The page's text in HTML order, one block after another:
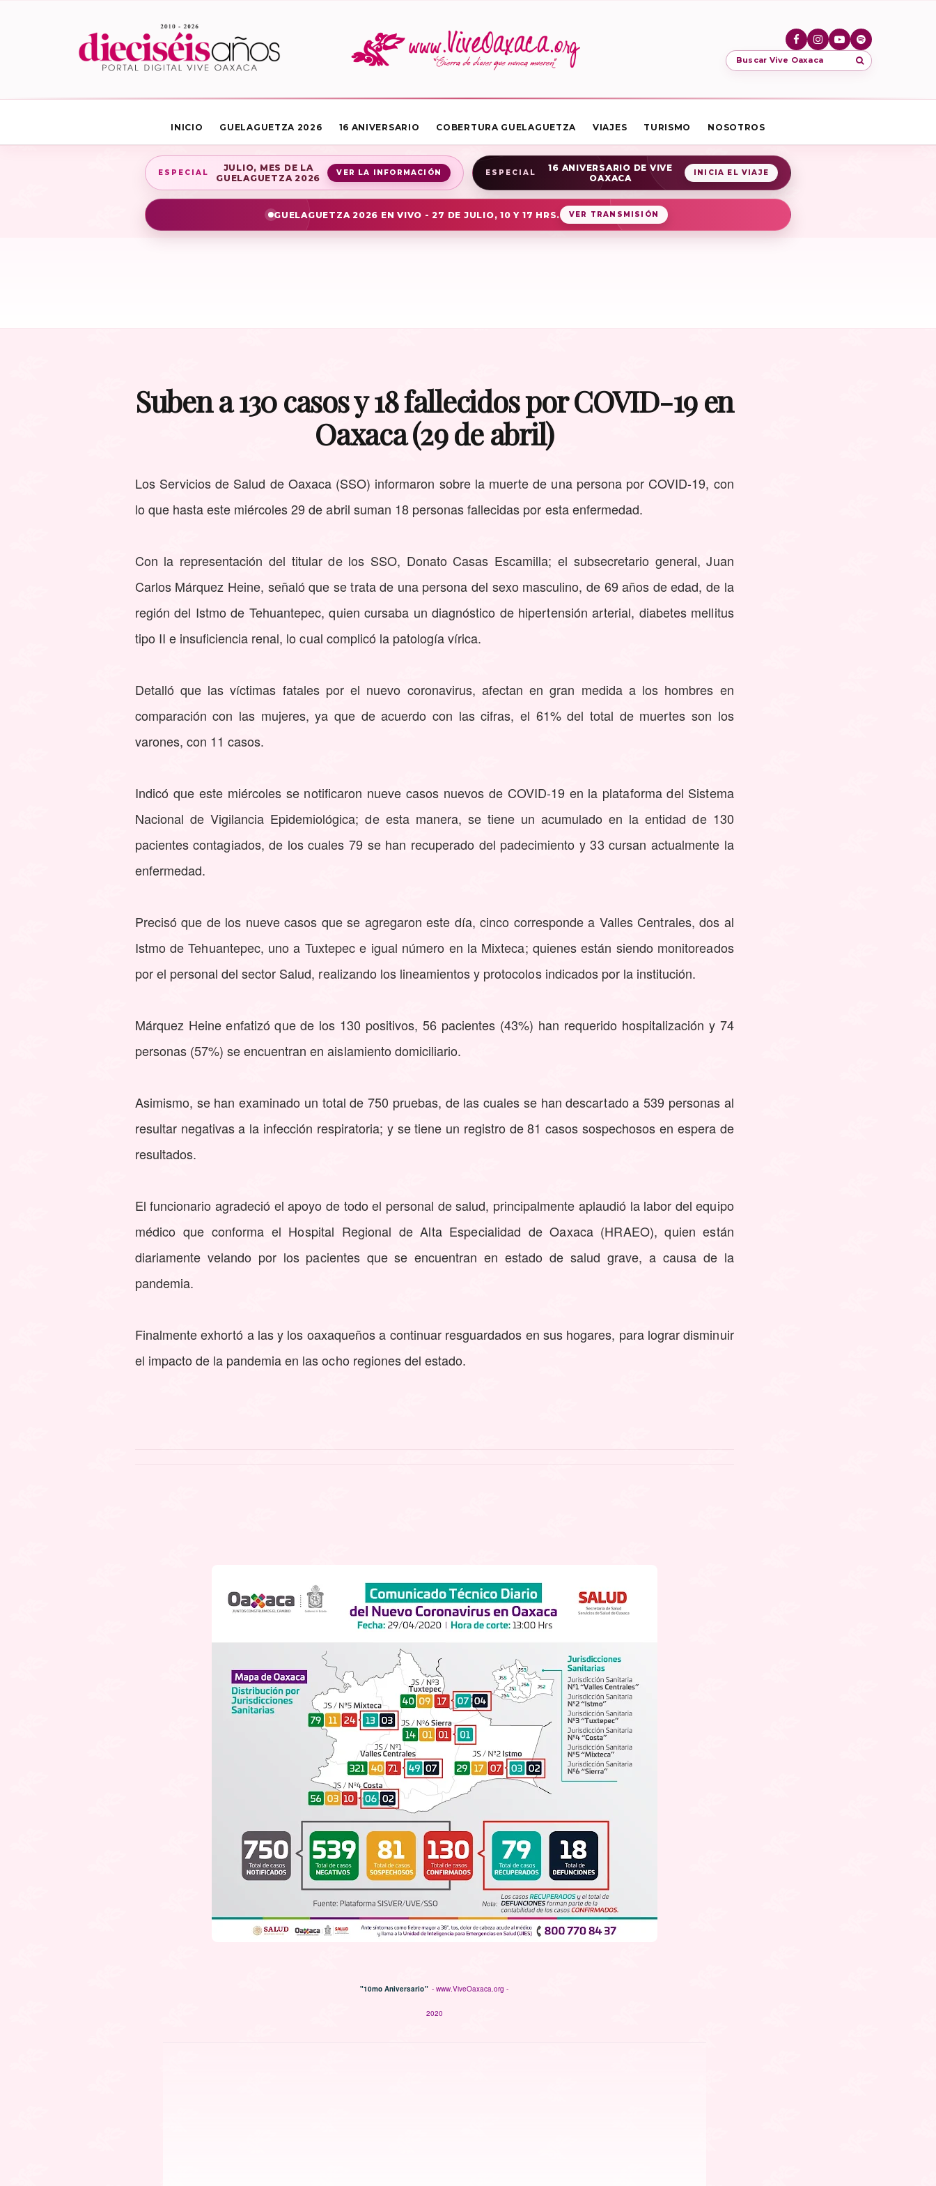
Buscar Vive Oaxaca
INICIO GUELAGUETZA 2026 16 ANIVERSARIO COBERTURA GUELAGUETZA VIAJES TURISMO NOSOTROS
ESPECIAL
JULIO, MES DE LA
GUELAGUETZA 2026
VER LA INFORMACIÓN ESPECIAL
16 ANIVERSARIO DE VIVE
OAXACA
INICIA EL VIAJE
GUELAGUETZA 2026 EN VIVO - 27 DE JULIO, 10 Y 17 HRS. VER TRANSMISIÓN
Suben a 130 casos y 18 fallecidos por COVID-19 en
Oaxaca (29 de abril)
Los Servicios de Salud de Oaxaca (SSO) informaron sobre la muerte de una persona por COVID-19, con
lo que hasta este miércoles 29 de abril suman 18 personas fallecidas por esta enfermedad.
Con la representación del titular de los SSO, Donato Casas Escamilla; el subsecretario general, Juan
Carlos Márquez Heine, señaló que se trata de una persona del sexo masculino, de 69 años de edad, de la
región del Istmo de Tehuantepec, quien cursaba un diagnóstico de hipertensión arterial, diabetes mellitus
tipo II e insuficiencia renal, lo cual complicó la patología vírica.
Detalló que las víctimas fatales por el nuevo coronavirus, afectan en gran medida a los hombres en
comparación con las mujeres, ya que de acuerdo con las cifras, el 61% del total de muertes son los
varones, con 11 casos.
Indicó que este miércoles se notificaron nueve casos nuevos de COVID-19 en la plataforma del Sistema
Nacional de Vigilancia Epidemiológica; de esta manera, se tiene un acumulado en la entidad de 130
pacientes contagiados, de los cuales 79 se han recuperado del padecimiento y 33 cursan actualmente la
enfermedad.
Precisó que de los nueve casos que se agregaron este día, cinco corresponde a Valles Centrales, dos al
Istmo de Tehuantepec, uno a Tuxtepec e igual número en la Mixteca; quienes están siendo monitoreados
por el personal del sector Salud, realizando los lineamientos y protocolos indicados por la institución.
Márquez Heine enfatizó que de los 130 positivos, 56 pacientes (43%) han requerido hospitalización y 74
personas (57%) se encuentran en aislamiento domiciliario.
Asimismo, se han examinado un total de 750 pruebas, de las cuales se han descartado a 539 personas al
resultar negativas a la infección respiratoria; y se tiene un registro de 81 casos sospechosos en espera de
resultados.
El funcionario agradeció el apoyo de todo el personal de salud, principalmente aplaudió la labor del equipo
médico que conforma el Hospital Regional de Alta Especialidad de Oaxaca (HRAEO), quien están
diariamente velando por los pacientes que se encuentran en estado de salud grave, a causa de la
pandemia.
Finalmente exhortó a las y los oaxaqueños a continuar resguardados en sus hogares, para lograr disminuir
el impacto de la pandemia en las ocho regiones del estado.
"10mo Aniversario" - www.ViveOaxaca.org -
2020